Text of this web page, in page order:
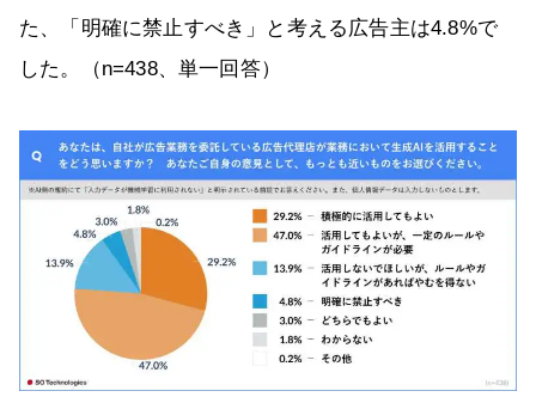
た、「明確に禁止すべき」と考える広告主は4.8%で
した。（n=438、単一回答）